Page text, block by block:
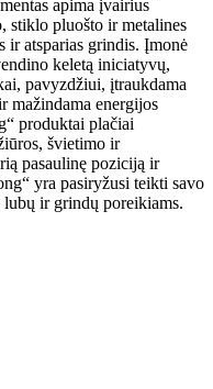
apima įvairius
stiklo pluošto ir metalines
ir atsparias grindis. Įmonė
keletą iniciatyvų,
pavyzdžiui, įtraukdama
mažindama energijos
produktai plačiai
švietimo ir
pasaulinę poziciją ir
yra pasiryžusi teikti savo
ir grindų poreikiams.